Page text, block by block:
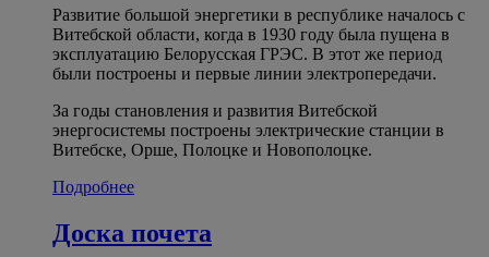
Развитие большой энергетики в республике началось с
Витебской области, когда в 1930 году была пущена в
эксплуатацию Белорусская ГРЭС. В этот же период
были построены и первые линии электропередачи.
За годы становления и развития Витебской
энергосистемы построены электрические станции в
Витебске, Орше, Полоцке и Новополоцке.
Подробнее
Доска почета